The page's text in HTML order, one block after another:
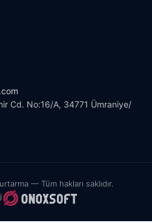
Cd. No:16/A, 34771 Ümraniye/
— Tüm hakları saklıdır.